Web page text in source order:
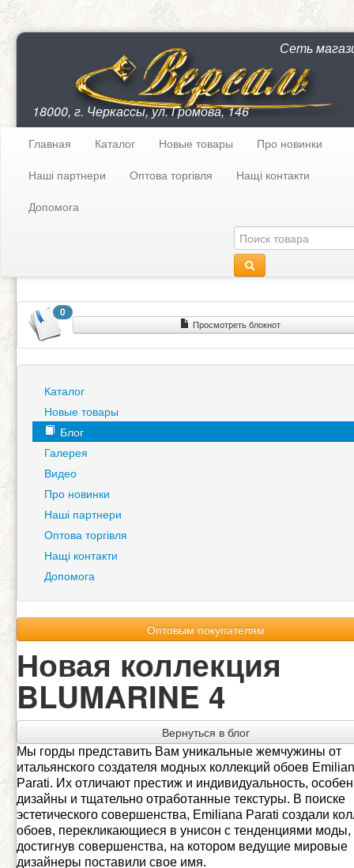
Сеть
18000, г. Черкассы, ул. Громова, 146
Главная Каталог Новые товары
Про новинки
Наші партнери
Оптова торгівля
Нащі контакти
Допомога
0
Просмотреть блокнот
Каталог
Новые товары
Блог
Галерея
Видео
Про новинки
Наші партнери
Оптова торгівля
Нащі контакти
Допомога
Оптовым покупателям
Новая коллекция
BLUMARINE 4
Вернуться в блог
Мы горды представить Вам уникальные жемчужины от
итальянского создателя модных коллекций обоев
Parati. Их отличают престиж и индивидуальность,
дизайны и тщательно отработанные текстуры. В поиске
эстетического совершенства, Emiliana Parati создали
обоев, перекликающиеся в унисон с тенденциями моды,
достигнув совершенства, на котором ведущие мировые
дизайнеры поставили свое имя.